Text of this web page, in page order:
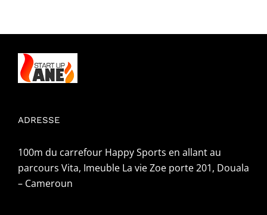
ADRESSE
100m du carrefour Happy Sports en allant au
parcours Vita, Imeuble La vie Zoe porte 201, Douala
– Cameroun